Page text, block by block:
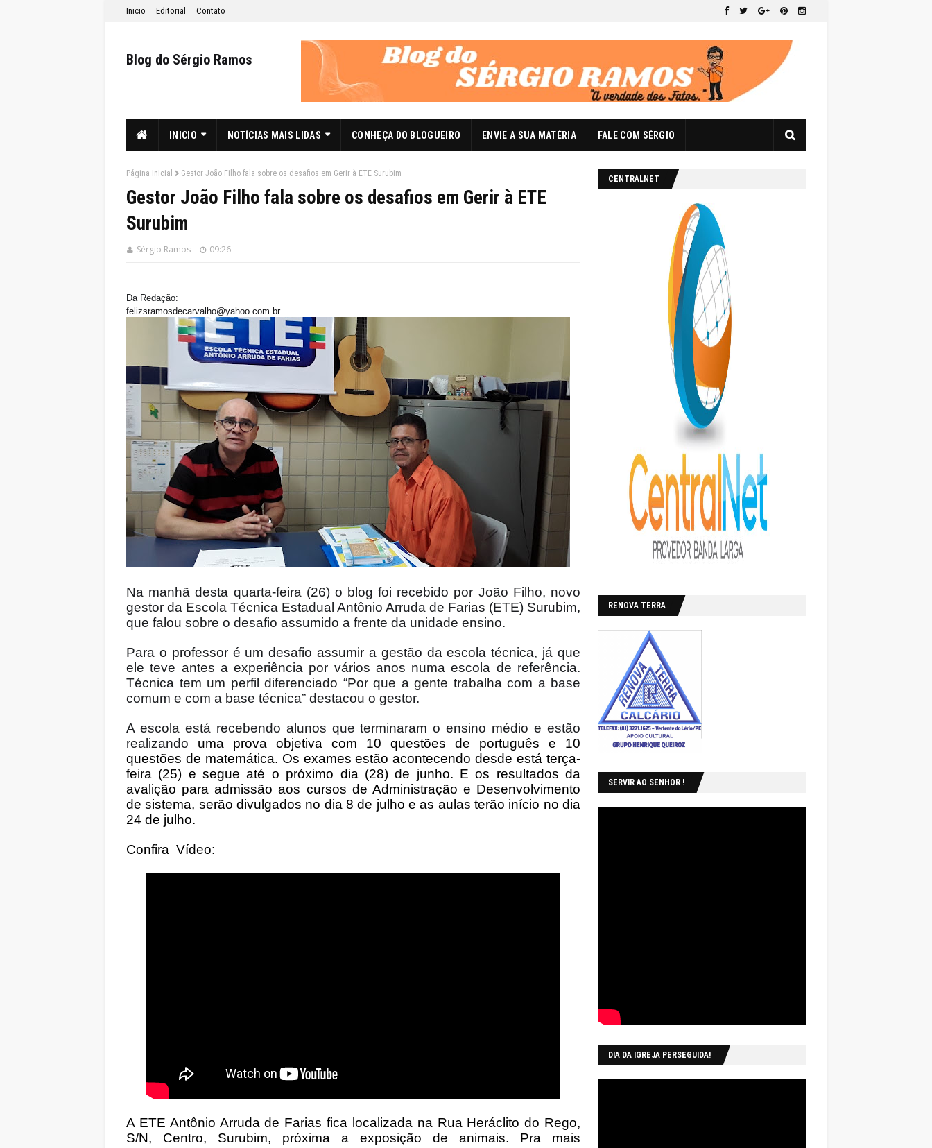
Inicio Editorial Contato
Blog do Sérgio Ramos
INICIO NOTÍCIAS MAIS LIDAS CONHEÇA DO BLOGUEIRO ENVIE A SUA MATÉRIA FALE COM SÉRGIO
Página inicial Gestor João Filho fala sobre os desafios em Gerir à ETE Surubim
Gestor João Filho fala sobre os desafios em Gerir à ETE
Surubim
Sérgio Ramos 09:26
Da Redação:
felizsramosdecarvalho@yahoo.com.br
Na manhã desta quarta-feira (26) o blog foi recebido por João Filho, novo
gestor da Escola Técnica Estadual Antônio Arruda de Farias (ETE) Surubim,
que falou sobre o desafio assumido a frente da unidade ensino.
Para o professor é um desafio assumir a gestão da escola técnica, já que
ele teve antes a experiência por vários anos numa escola de referência.
Técnica tem um perfil diferenciado “Por que a gente trabalha com a base
comum e com a base técnica” destacou o gestor.
A escola está recebendo alunos que terminaram o ensino médio e estão
realizando uma prova objetiva com 10 questões de português e 10
questões de matemática. Os exames estão acontecendo desde está terça-
feira (25) e segue até o próximo dia (28) de junho. E os resultados da
avalição para admissão aos cursos de Administração e Desenvolvimento
de sistema, serão divulgados no dia 8 de julho e as aulas terão início no dia
24 de julho.
Confira Vídeo:
A ETE Antônio Arruda de Farias fica localizada na Rua Heráclito do Rego,
S/N, Centro, Surubim, próxima a exposição de animais. Pra mais
CENTRALNET
RENOVA TERRA
SERVIR AO SENHOR !
DIA DA IGREJA PERSEGUIDA!